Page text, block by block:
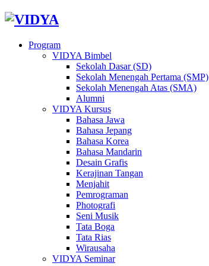
Program
VIDYA Bimbel
Sekolah Dasar (SD)
Sekolah Menengah Pertama (SMP)
Sekolah Menengah Atas (SMA)
Alumni
VIDYA Kursus
Bahasa Jawa
Bahasa Jepang
Bahasa Korea
Bahasa Mandarin
Desain Grafis
Kerajinan Tangan
Menjahit
Pemrograman
Photografi
Seni Musik
Tata Boga
Tata Rias
Wirausaha
VIDYA Seminar